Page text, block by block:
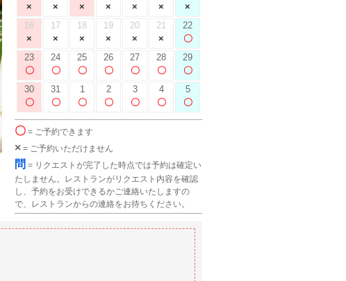
16 17 18 19 20 21 22
23 24 25 26 27 28 29
30 31 1 2 3 4 5
〇 = ご予約できます
× = ご予約いただけません
問 = リクエストが完了した時点では予約は確定い
たしません。レストランがリクエスト内容を確認
し、予約をお受けできるかご連絡いたしますの
で、レストランからの連絡をお待ちください。